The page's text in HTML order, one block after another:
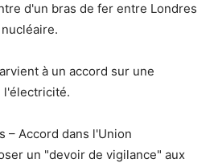
d'un bras de fer entre Londres
à un accord sur une
l'électricité.
– Accord dans l'Union
un "devoir de vigilance" aux